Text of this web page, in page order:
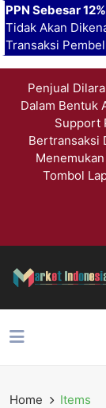
PPN Sebesar
Tidak Akan
Transaksi
Penjual
Dalam Bentuk
Support
Bertransaksi
Tombol
Home Items